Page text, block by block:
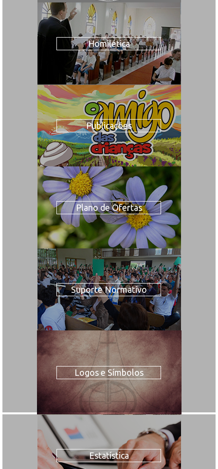
Homilética
Publicações
Plano de Ofertas
Suporte Normativo
Logos e Símbolos
Estatística